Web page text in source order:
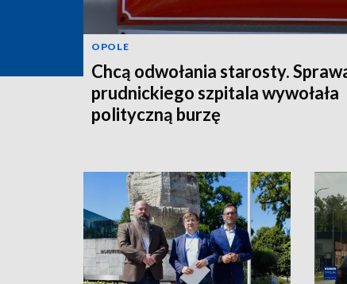
OPOLE
Chcą odwołania starosty.
prudnickiego szpitala wywołała
polityczną burzę